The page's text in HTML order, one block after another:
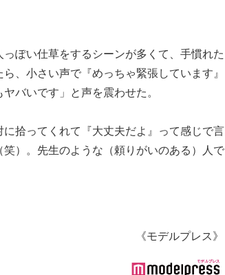
ぽい仕草をするシーンが多くて、手慣れた
、小さい声で『めっちゃ緊張しています』
バいです」と声を震わせた。
拾ってくれて『大丈夫だよ』って感じで言
）。先生のような（頼りがいのある）人で
《モデルプレス》